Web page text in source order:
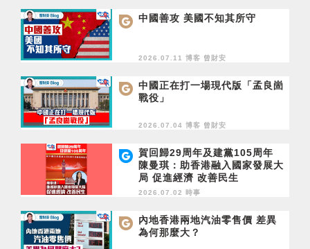
中國善攻 美國不知其所守
2026.07.11 博客 曾財安
中國正在打一場現代版「孟良崮
戰役」
2026.07.04 博客 曾財安
賀回歸29周年及建黨105周年
陳曼琪：助香港融入國家發展大
局 促進經濟 改善民生
2026.07.02 時事
內地香港兩地汽油零售價 差異
為何那麼大？